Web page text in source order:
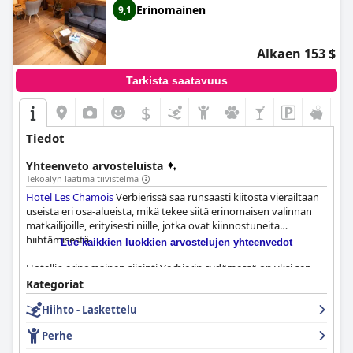
Yhteenvetona, erottuu lyömättömän sijaintinsa, erinomaisen
aamiaisensa, moitteettoman puhtautensa ja poikkeuksellisen
henkilökuntapalvelunsa ansiosta. Se tarjoaa mukavan ja
vieraanvaraisen ympäristön, joka on ihanteellinen sekä hiihtäjille
että niille, jotka haluavat nauttia Verbierin viehätyksestä.
9,1 Erinomainen
Alkaen 153 $
Tarkista saatavuus
$
Tiedot
Yhteenveto arvosteluista
Tekoälyn laatima tiivistelmä
Hotel Les ChamoisVerbierissä saa runsaasti kiitosta vierailtaan
useista eri osa-alueista, mikä tekee siitä erinomaisen valinnan
matkailijoille, erityisesti niille, jotka ovat kiinnostuneita
hiihtämisestä.
Hotellin erinomainen sijainti Verbierin sydämessä on yksi sen
parhaista puolista. Se sijaitsee vain muutaman minuutin
kävelymatkan päässä tärkeimmistä palveluista, kuten
päähisseistä, Médranin laaksoasemasta ja keskeisestä
pääkadusta, joten hotellin sijainti on täydellinen sekä
talviurheilun ystäville että niille, jotka haluavat nauttia
Lue kaikkien luokkien arvostelujen yhteenvedot
Kategoriat
Hiihto - Laskettelu
Perhe